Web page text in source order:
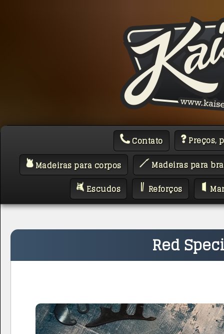
Contato
Preços,
Madeiras para corpos
Madeiras para
Escudos
Reforços
Red